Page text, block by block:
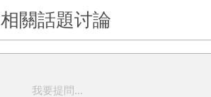
相關話題讨論
我要提問...